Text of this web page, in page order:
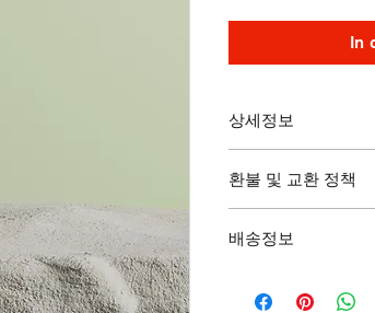
In
상세정보
리방법 등 친절하고
어줍니다. 제품의 어
지 우선순위를 잘 생
환불 및 교환 정책
제품 정보를 제공하
배송정보
한 설명은 소비자들